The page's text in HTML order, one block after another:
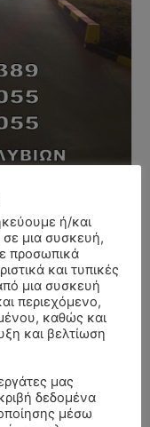
ή/και
μια συσκευή,
προσωπικά
και τυπικές
μια συσκευή
περιεχόμενο,
καθώς και
και βελτίωση
μας
δεδομένα
μέσω